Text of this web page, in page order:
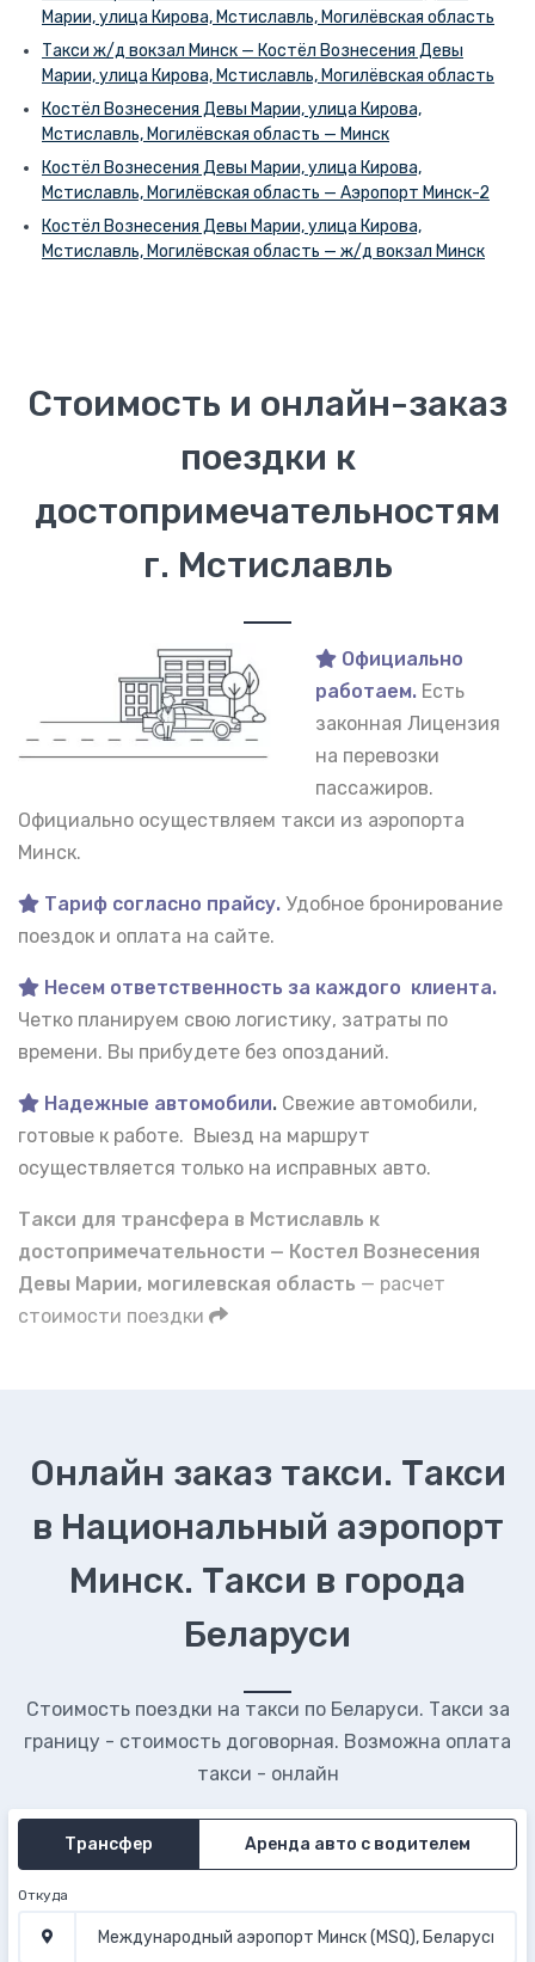
Марии, улица Кирова, Мстиславль, Могилёвская область
Такси ж/д вокзал Минск — Костёл Вознесения Девы
Марии, улица Кирова, Мстиславль, Могилёвская область
Костёл Вознесения Девы Марии, улица Кирова,
Мстиславль, Могилёвская область — Минск
Костёл Вознесения Девы Марии, улица Кирова,
Мстиславль, Могилёвская область — Аэропорт Минск-2
Костёл Вознесения Девы Марии, улица Кирова,
Мстиславль, Могилёвская область — ж/д вокзал Минск
Стоимость и онлайн-заказ
поездки к
достопримечательностям
г. Мстиславль
Официально
работаем. Есть
законная Лицензия
на перевозки
пассажиров.
Официально осуществляем такси из аэропорта
Минск.
Тариф согласно прайсу. Удобное бронирование
поездок и оплата на сайте.
Несем ответственность за каждого клиента.
Четко планируем свою логистику, затраты по
времени. Вы прибудете без опозданий.
Надежные автомобили. Свежие автомобили,
готовые к работе. Выезд на маршрут
осуществляется только на исправных авто.
Такси для трансфера в Мстиславль к
достопримечательности — Костел Вознесения
Девы Марии, могилевская область — расчет
стоимости поездки
Онлайн заказ такси. Такси
в Национальный аэропорт
Минск. Такси в города
Беларуси
Стоимость поездки на такси по Беларуси. Такси за
границу - стоимость договорная. Возможна оплата
такси - онлайн
Трансфер Аренда авто с водителем
Откуда